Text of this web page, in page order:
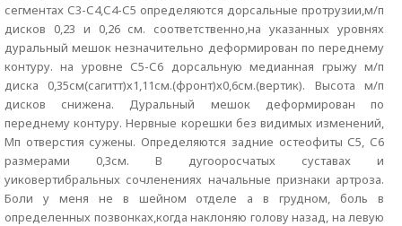
сегментах С3-С4,С4-С5 определяются дорсальные протрузии,м/п
дисков 0,23 и 0,26 см. соответственно,на указанных уровнях
дуральный мешок незначительно деформирован по переднему
контуру. на уровне С5-С6 дорсальную медианная грыжу м/п
диска 0,35см(сагитт)х1,11см.(фронт)х0,6см.(вертик). Высота м/п
дисков снижена. Дуральный мешок деформирован по
переднему контуру. Нервные корешки без видимых изменений,
Мп отверстия сужены. Определяются задние остеофиты С5, С6
размерами 0,3см. В дугооросчатых суставах и
уиковертибральных сочленениях начальные признаки артроза.
Боли у меня не в шейном отделе а в грудном, боль в
определенных позвонках,когда наклоняю голову назад, на левую